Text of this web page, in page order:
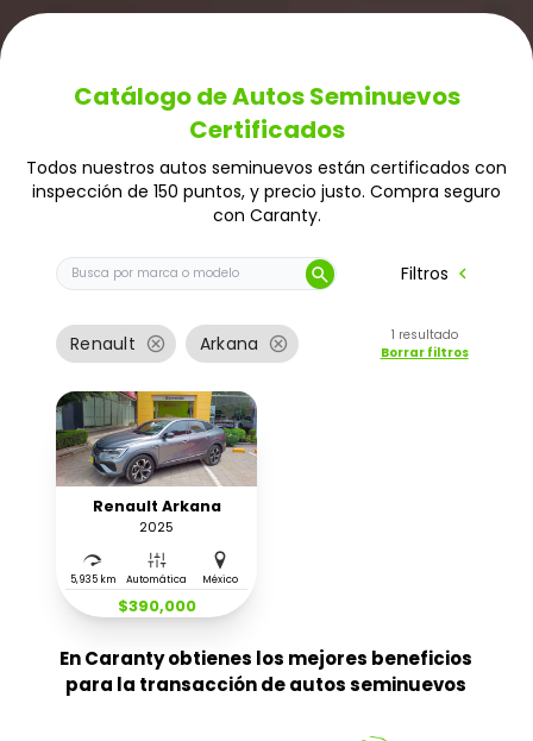
Catálogo de Autos Seminuevos
Certificados
Todos nuestros autos seminuevos están certificados con
inspección de 150 puntos, y precio justo. Compra seguro
con Caranty.
Buscar auto por marca o modelo
search Filtros chevron_left
Renault cancel Arkana cancel 1 resultado
Borrar filtros
Renault Arkana
2025
5,935 km Automática México
$390,000
En Caranty obtienes los mejores beneficios
para la transacción de autos seminuevos